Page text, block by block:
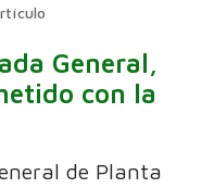
General,
con la
de Planta